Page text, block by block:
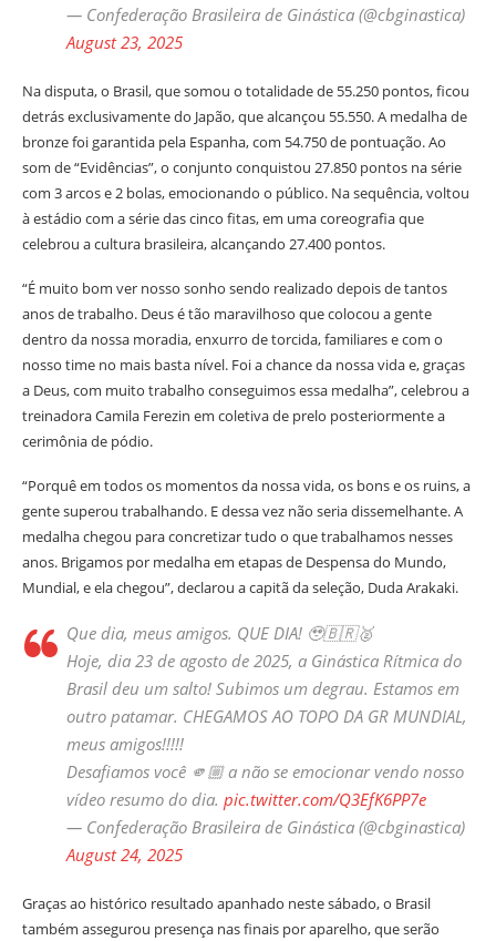
— Confederação Brasileira de Ginástica (@cbginastica)
August 23, 2025
Na disputa, o Brasil, que somou o totalidade de 55.250 pontos, ficou
detrás exclusivamente do Japão, que alcançou 55.550. A medalha de
bronze foi garantida pela Espanha, com 54.750 de pontuação. Ao
som de “Evidências”, o conjunto conquistou 27.850 pontos na série
com 3 arcos e 2 bolas, emocionando o público. Na sequência, voltou
à estádio com a série das cinco fitas, em uma coreografia que
celebrou a cultura brasileira, alcançando 27.400 pontos.
“É muito bom ver nosso sonho sendo realizado depois de tantos
anos de trabalho. Deus é tão maravilhoso que colocou a gente
dentro da nossa moradia, enxurro de torcida, familiares e com o
nosso time no mais basta nível. Foi a chance da nossa vida e, graças
a Deus, com muito trabalho conseguimos essa medalha”, celebrou a
treinadora Camila Ferezin em coletiva de prelo posteriormente a
cerimônia de pódio.
“Porquê em todos os momentos da nossa vida, os bons e os ruins, a
gente superou trabalhando. E dessa vez não seria dissemelhante. A
medalha chegou para concretizar tudo o que trabalhamos nesses
anos. Brigamos por medalha em etapas de Despensa do Mundo,
Mundial, e ela chegou”, declarou a capitã da seleção, Duda Arakaki.
Que dia, meus amigos. QUE DIA! 🥹🇧🇷🥈
Hoje, dia 23 de agosto de 2025, a Ginástica Rítmica do
Brasil deu um salto! Subimos um degrau. Estamos em
outro patamar. CHEGAMOS AO TOPO DA GR MUNDIAL,
meus amigos!!!!!
Desafiamos você 🫵🏼 a não se emocionar vendo nosso
vídeo resumo do dia. pic.twitter.com/Q3EfK6PP7e
— Confederação Brasileira de Ginástica (@cbginastica)
August 24, 2025
Graças ao histórico resultado apanhado neste sábado, o Brasil
também assegurou presença nas finais por aparelho, que serão